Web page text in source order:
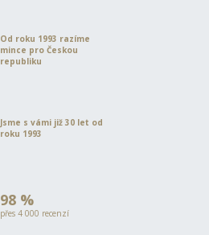
Od roku 1993 razíme
mince pro Českou
republiku
Jsme s vámi již 30 let od
roku 1993
98 %
přes 4 000 recenzí